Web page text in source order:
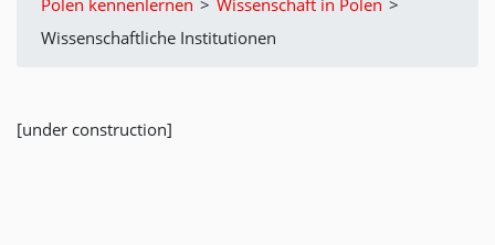
Polen kennenlernen > Wissenschaft in Polen >
Wissenschaftliche Institutionen
[under construction]